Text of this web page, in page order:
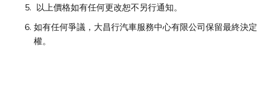
以上價格如有任何更改恕不另行通知。
如有任何爭議，大昌行汽車服務中心有限公司保留最終決定
權。